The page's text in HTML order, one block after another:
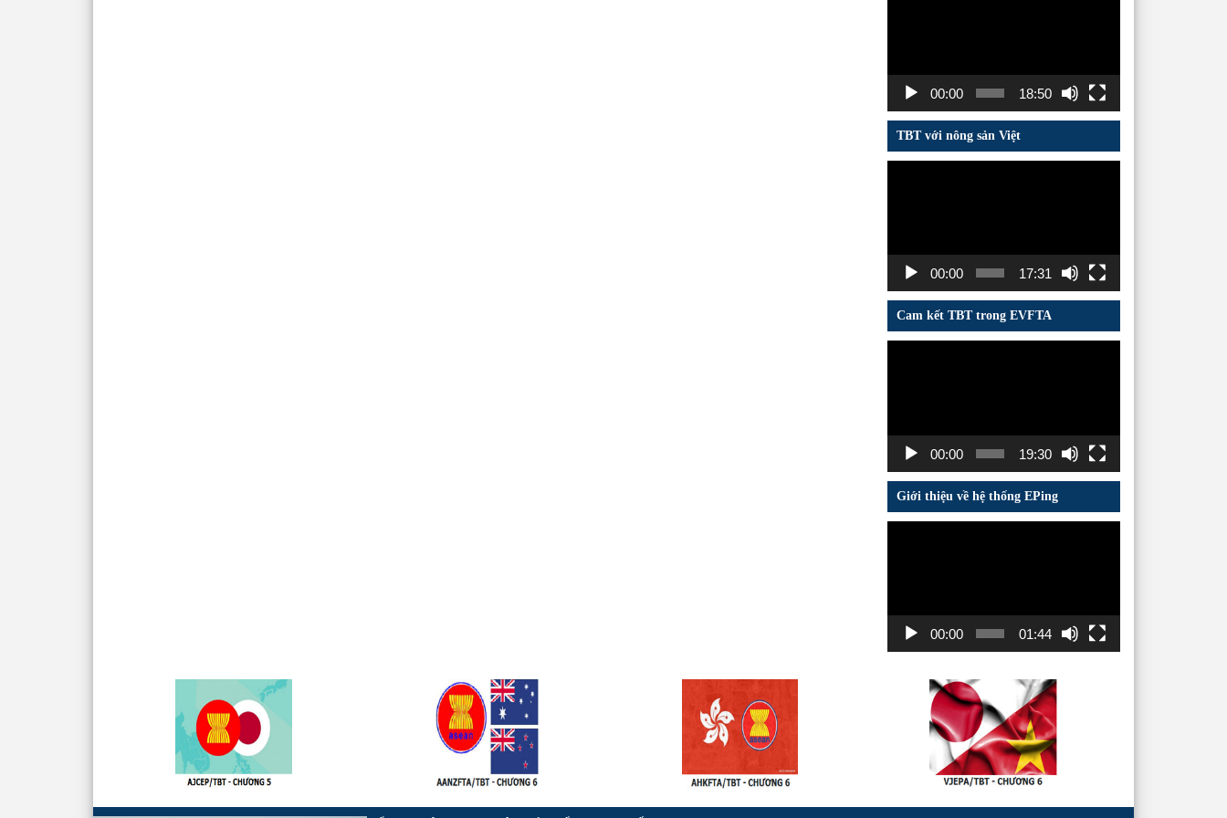
00:00 18:50
TBT với nông sản Việt
00:00 17:31
Cam kết TBT trong EVFTA
00:00 19:30
Giới thiệu về hệ thống EPing
00:00 01:44